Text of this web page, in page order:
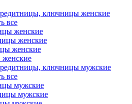
ключницы женские
все
женские
женские
женские
женские
ключницы мужские
все
мужские
мужские